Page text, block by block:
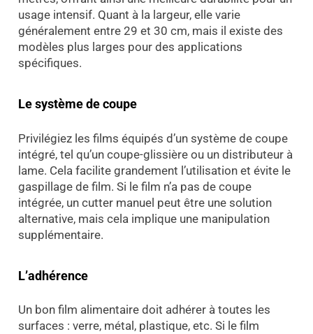
usage intensif. Quant à la largeur, elle varie
généralement entre 29 et 30 cm, mais il existe des
modèles plus larges pour des applications
spécifiques.
Le système de coupe
Privilégiez les films équipés d’un système de coupe
intégré, tel qu’un coupe-glissière ou un distributeur à
lame. Cela facilite grandement l’utilisation et évite le
gaspillage de film. Si le film n’a pas de coupe
intégrée, un cutter manuel peut être une solution
alternative, mais cela implique une manipulation
supplémentaire.
L’adhérence
Un bon film alimentaire doit adhérer à toutes les
surfaces : verre, métal, plastique, etc. Si le film